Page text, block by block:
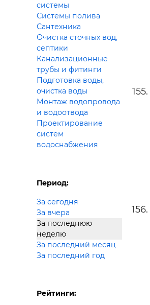
системы
Системы полива
Сантехника
Очистка сточных вод,
септики
Канализационные
трубы и фитинги
Подготовка воды,
очистка воды
Монтаж водопровода
и водоотвода
Проектирование
систем
водоснабжения
Период:
За сегодня
За вчера
За последнюю
неделю
За последний месяц
За последний год
Рейтинги: